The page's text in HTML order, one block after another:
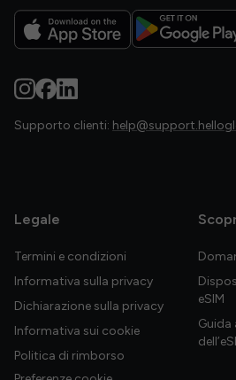
Supporto clienti:
Legale
Termini e condizioni
Informativa sulla privacy
Dichiarazione sulla privacy
Informativa sui cookie
Politica di rimborso
eSIM
Guida